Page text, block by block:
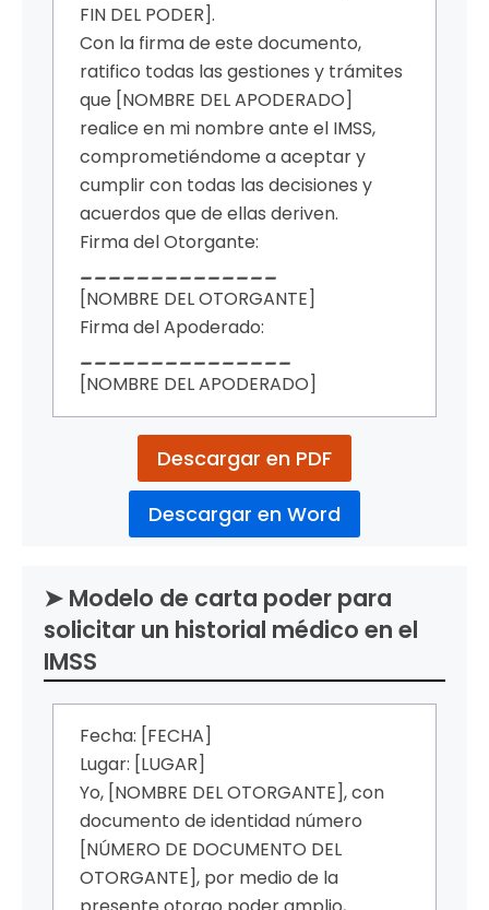
FIN DEL PODER].
Con la firma de este documento,
ratifico todas las gestiones y trámites
que [NOMBRE DEL APODERADO]
realice en mi nombre ante el IMSS,
comprometiéndome a aceptar y
cumplir con todas las decisiones y
acuerdos que de ellas deriven.
Firma del Otorgante:
[NOMBRE DEL OTORGANTE]
Firma del Apoderado:
[NOMBRE DEL APODERADO]
Descargar en PDF
Descargar en Word
➤ Modelo de carta poder para
solicitar un historial médico en el
IMSS
Fecha: [FECHA]
Lugar: [LUGAR]
Yo, [NOMBRE DEL OTORGANTE], con
documento de identidad número
[NÚMERO DE DOCUMENTO DEL
OTORGANTE], por medio de la